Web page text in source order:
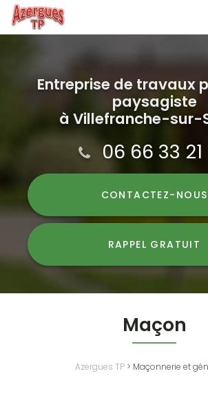
contenuEntreprise de travaux
paysagiste
à Villefranche-sur-
06 66 33
CONTACTEZ- NOUS
RAPPEL GRATUIT
Maçon
Azergues TP > Maçonnerie et